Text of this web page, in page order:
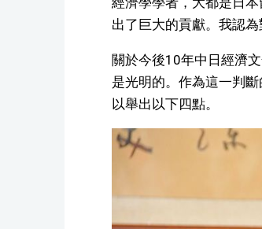
出了巨大的貢獻。我認為
關於今後10年中日經濟
是光明的。作為這一判
以舉出以下四點。